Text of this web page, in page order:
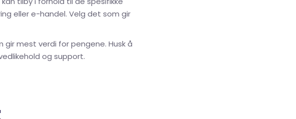
eller e-handel. Velg det som gir
gir mest verdi for pengene. Husk å
og support.